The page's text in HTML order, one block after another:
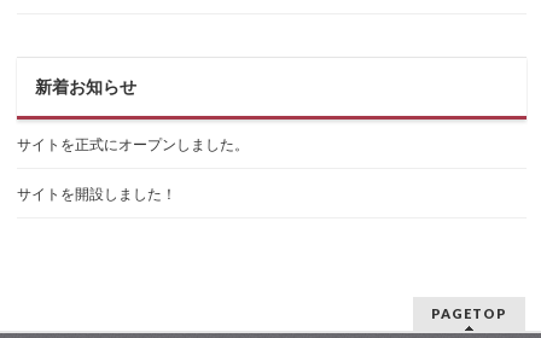
新着お知らせ
サイトを正式にオープンしました。
サイトを開設しました！
PAGETOP